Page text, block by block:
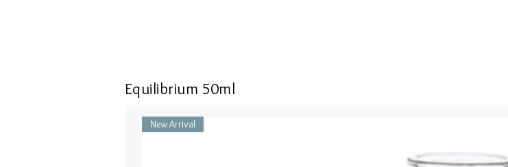
Equilibrium 50ml
New Arrival